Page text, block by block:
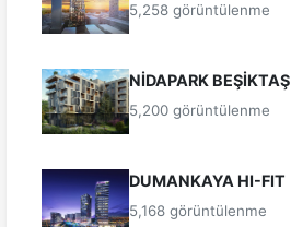
5,258 görüntülenme
NİDAPARK BEŞİKTAŞ
5,200 görüntülenme
DUMANKAYA HI-FIT
5,168 görüntülenme